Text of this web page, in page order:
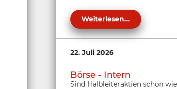
Weiterlesen...
22. Juli 2026
Börse - Intern
Sind Halbleiteraktien schon